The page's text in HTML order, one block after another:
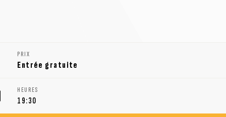
PRIX
Entrée gratuite
HEURES
19:30